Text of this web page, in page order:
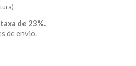
de 23%.
de envio.